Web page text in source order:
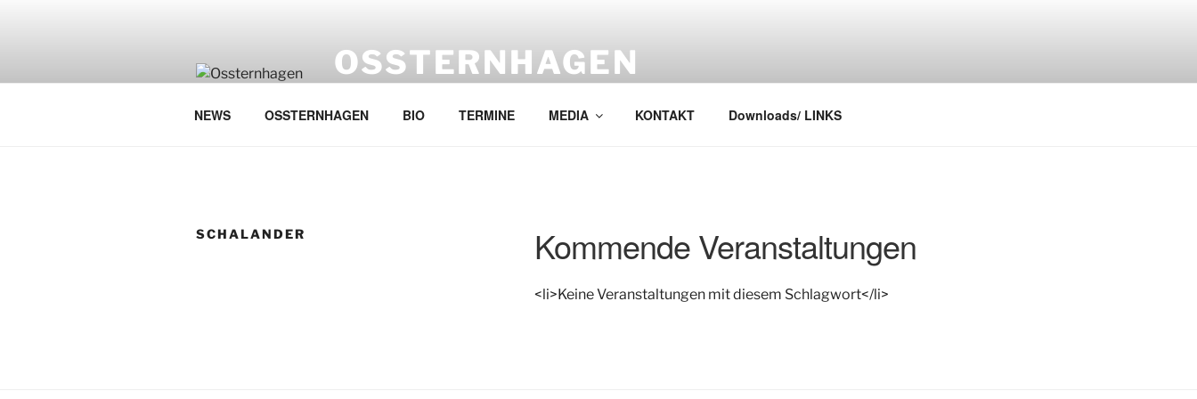
OSSTERNHAGEN
NEWS OSSTERNHAGEN BIO TERMINE MEDIA KONTAKT Downloads/ LINKS
SCHALANDER Kommende Veranstaltungen
<li>Keine Veranstaltungen mit diesem Schlagwort</li>